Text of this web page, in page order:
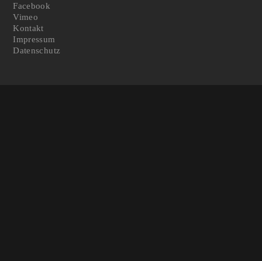
Facebook
Vimeo
Kontakt
Impressum
Datenschutz